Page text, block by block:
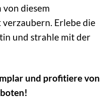
von diesem
Erlebe die
und strahle mit der
und profitiere von